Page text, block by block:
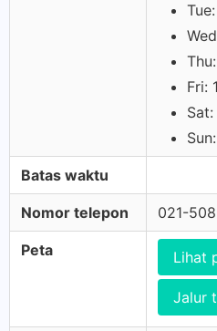
Fri:
Batas waktu
Nomor telepon 021-
Peta Lihat
Jalur